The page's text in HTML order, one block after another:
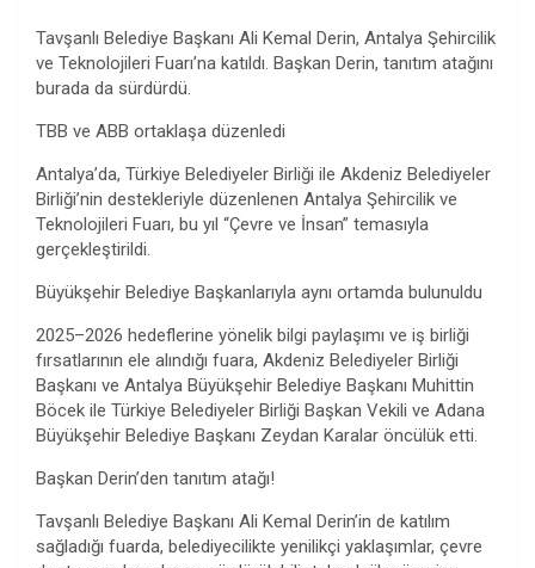
Tavşanlı Belediye Başkanı Ali Kemal Derin, Antalya Şehircilik
ve Teknolojileri Fuarı’na katıldı. Başkan Derin, tanıtım atağını
burada da sürdürdü.
TBB ve ABB ortaklaşa düzenledi
Antalya’da, Türkiye Belediyeler Birliği ile Akdeniz Belediyeler
Birliği’nin destekleriyle düzenlenen Antalya Şehircilik ve
Teknolojileri Fuarı, bu yıl “Çevre ve İnsan” temasıyla
gerçekleştirildi.
Büyükşehir Belediye Başkanlarıyla aynı ortamda bulunuldu
2025–2026 hedeflerine yönelik bilgi paylaşımı ve iş birliği
fırsatlarının ele alındığı fuara, Akdeniz Belediyeler Birliği
Başkanı ve Antalya Büyükşehir Belediye Başkanı Muhittin
Böcek ile Türkiye Belediyeler Birliği Başkan Vekili ve Adana
Büyükşehir Belediye Başkanı Zeydan Karalar öncülük etti.
Başkan Derin’den tanıtım atağı!
Tavşanlı Belediye Başkanı Ali Kemal Derin’in de katılım
sağladığı fuarda, belediyecilikte yenilikçi yaklaşımlar, çevre